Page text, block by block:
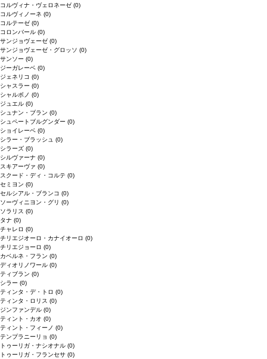
コルヴィナ・ヴェロネーゼ (0)
コルヴィノーネ (0)
コルテーゼ (0)
コロンバール (0)
サンジョヴェーゼ (0)
サンジョヴェーゼ・グロッソ (0)
サンソー (0)
ジーガレーベ (0)
ジェネリコ (0)
シャスラー (0)
シャルボノ (0)
ジュエル (0)
シュナン・ブラン (0)
シュペートブルグンダー (0)
ショイレーベ (0)
シラー・ブラッシュ (0)
シラーズ (0)
シルヴァーナ (0)
スキアーヴァ (0)
スクード・ディ・コルテ (0)
セミヨン (0)
セルシアル・ブランコ (0)
ソーヴィニヨン・グリ (0)
ソラリス (0)
タナ (0)
チャレロ (0)
チリエジオーロ・カナイオーロ (0)
チリエジョーロ (0)
カベルネ・フラン (0)
ディオリノワール (0)
ティブラン (0)
シラー (0)
ティンタ・デ・トロ (0)
ティンタ・ロリス (0)
ジンファンデル (0)
ティント・カオ (0)
ティント・フィーノ (0)
テンプラニーリョ (0)
トゥーリガ・ナシオナル (0)
トゥーリガ・フランセサ (0)